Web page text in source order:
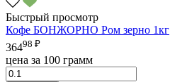
Быстрый просмотр
Кофе БОНЖОРНО Ром зерно 1кг
36498 ₽
цена за 100 грамм